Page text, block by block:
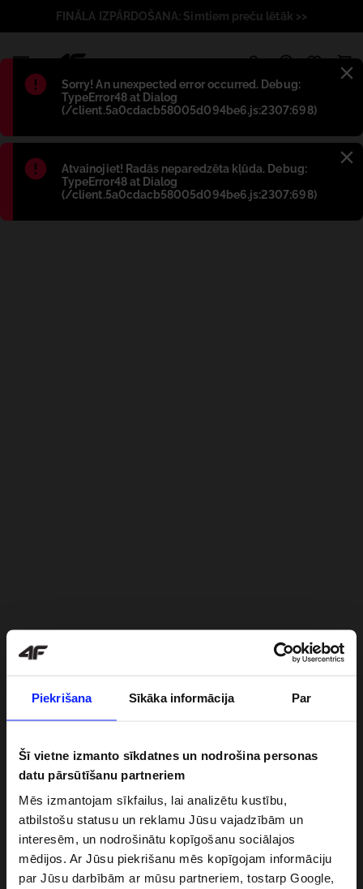
Piekrišana Sīkāka informācija Par
Šī vietne izmanto sīkdatnes un nodrošina personas
datu pārsūtīšanu partneriem
Mēs izmantojam sīkfailus, lai analizētu kustību,
atbilstošu statusu un reklamu Jūsu vajadzībām un
interesēm, un nodrošinātu kopīgošanu sociālajos
mēdijos. Ar Jūsu piekrišanu mēs kopīgojam informāciju
par Jūsu darbībām ar mūsu partneriem, tostarp Google,
Błąd:
Sorry! An unexpected error occurred. Debug:
TypeError48 at Dialog
(/client.5a0cdacb58005d094be6.js:2307:698)
Błąd:
Atvainojiet! Radās neparedzēta kļūda. Debug:
TypeError48 at Dialog
(/client.5a0cdacb58005d094be6.js:2307:698)
FINĀLA IZPĀRDOŠANA: Simtiem preču lētāk >>